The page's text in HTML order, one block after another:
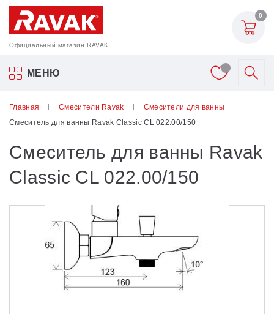
Официальный магазин RAVAK
0
МЕНЮ
Акриловые ванны Ravak
Унитазы и биде
Душевые двери
Главная Смесители Ravak
Смесители для ванны
Смеситель для ванны Ravak Classic CL 022.00/150
Смеситель для ванны Ravak
Classic CL 022.00/150